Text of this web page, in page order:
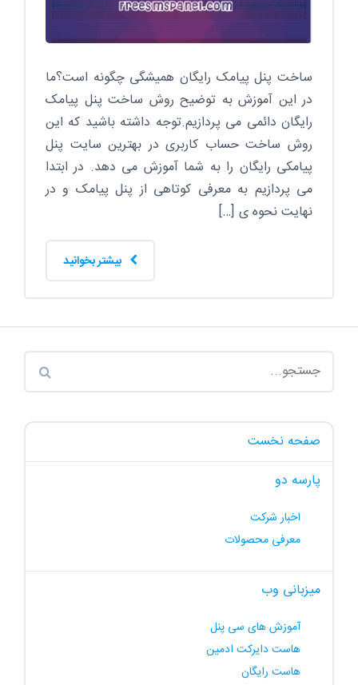
ساخت پنل پیامک رایگان همیشگی چگونه است؟ما
در این آموزش به توضیح روش ساخت پنل پیامک
رایگان دائمی می پردازیم.توجه داشته باشید که این
روش ساخت حساب کاربری در بهترین سایت پنل
پیامکی رایگان را به شما آموزش می دهد. در ابتدا
می پردازیم به معرفی کوتاهی از پنل پیامک و در
نهایت نحوه ی […]
صفحه نخست
پارسه دو
اخبار شرکت
معرفی محصولات
میزبانی وب
آموزش های سی پنل
هاست دایرکت ادمین
هاست رایگان